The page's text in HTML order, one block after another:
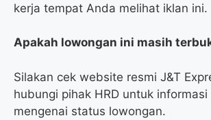
kerja tempat Anda melihat iklan ini.
Apakah lowongan ini masih
Silakan cek website resmi J&T
hubungi pihak HRD untuk informasi
mengenai status lowongan.